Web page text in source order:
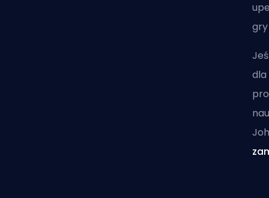
dla